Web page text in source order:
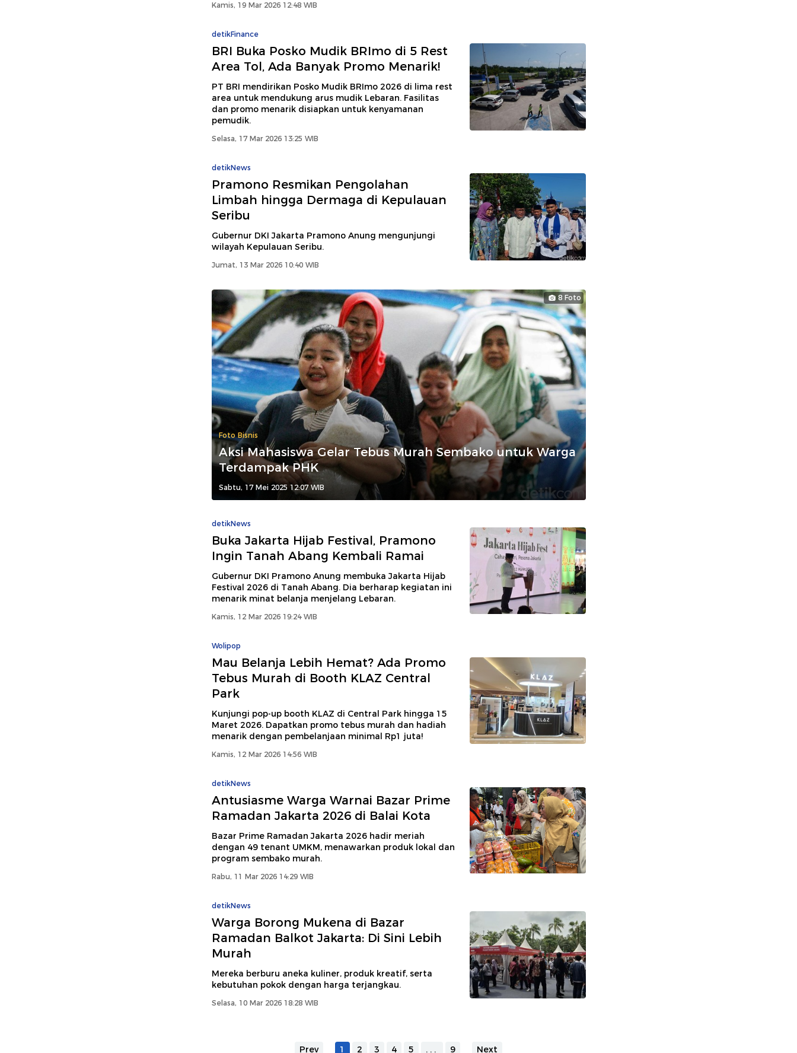
Kamis, 19 Mar 2026 12:48 WIB
detikFinance
BRI Buka Posko Mudik BRImo di 5 Rest
Area Tol, Ada Banyak Promo Menarik!
PT BRI mendirikan Posko Mudik BRImo 2026 di lima rest
area untuk mendukung arus mudik Lebaran. Fasilitas
dan promo menarik disiapkan untuk kenyamanan
pemudik.
Selasa, 17 Mar 2026 13:25 WIB
detikNews
Pramono Resmikan Pengolahan
Limbah hingga Dermaga di Kepulauan
Seribu
Gubernur DKI Jakarta Pramono Anung mengunjungi
wilayah Kepulauan Seribu.
Jumat, 13 Mar 2026 10:40 WIB
8 Foto
Foto Bisnis
Aksi Mahasiswa Gelar Tebus Murah Sembako untuk Warga
Terdampak PHK
Sabtu, 17 Mei 2025 12:07 WIB
detikNews
Buka Jakarta Hijab Festival, Pramono
Ingin Tanah Abang Kembali Ramai
Gubernur DKI Pramono Anung membuka Jakarta Hijab
Festival 2026 di Tanah Abang. Dia berharap kegiatan ini
menarik minat belanja menjelang Lebaran.
Kamis, 12 Mar 2026 19:24 WIB
Wolipop
Mau Belanja Lebih Hemat? Ada Promo
Tebus Murah di Booth KLAZ Central
Park
Kunjungi pop-up booth KLAZ di Central Park hingga 15
Maret 2026. Dapatkan promo tebus murah dan hadiah
menarik dengan pembelanjaan minimal Rp1 juta!
Kamis, 12 Mar 2026 14:56 WIB
detikNews
Antusiasme Warga Warnai Bazar Prime
Ramadan Jakarta 2026 di Balai Kota
Bazar Prime Ramadan Jakarta 2026 hadir meriah
dengan 49 tenant UMKM, menawarkan produk lokal dan
program sembako murah.
Rabu, 11 Mar 2026 14:29 WIB
detikNews
Warga Borong Mukena di Bazar
Ramadan Balkot Jakarta: Di Sini Lebih
Murah
Mereka berburu aneka kuliner, produk kreatif, serta
kebutuhan pokok dengan harga terjangkau.
Selasa, 10 Mar 2026 18:28 WIB
Prev 1 2 3 4 5 ... 9 Next